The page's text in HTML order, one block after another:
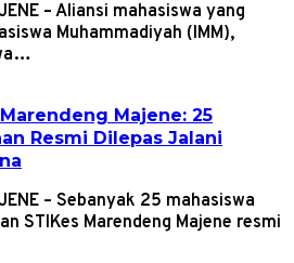
– Aliansi mahasiswa yang
Muhammadiyah (IMM),
Majene: 25
Resmi Dilepas Jalani
– Sebanyak 25 mahasiswa
STIKes Marendeng Majene resmi